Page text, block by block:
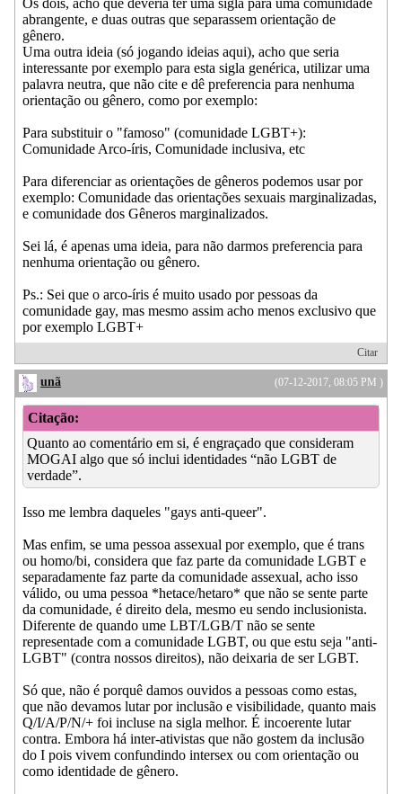
abrangente, e duas outras que separassem orientação de
gênero.
Uma outra ideia (só jogando ideias aqui), acho que seria
interessante por exemplo para esta sigla genérica, utilizar uma
palavra neutra, que não cite e dê preferencia para nenhuma
orientação ou gênero, como por exemplo:
Para substituir o "famoso" (comunidade LGBT+):
Comunidade Arco-íris, Comunidade inclusiva, etc
Para diferenciar as orientações de gêneros podemos usar por
exemplo: Comunidade das orientações sexuais marginalizadas,
e comunidade dos Gêneros marginalizados.
Sei lá, é apenas uma ideia, para não darmos preferencia para
nenhuma orientação ou gênero.
Ps.: Sei que o arco-íris é muito usado por pessoas da
comunidade gay, mas mesmo assim acho menos exclusivo que
por exemplo LGBT+
Citar
(07-12-2017, 08:05 PM )
unã
Citação:
Quanto ao comentário em si, é engraçado que consideram
MOGAI algo que só inclui identidades “não LGBT de
verdade”.
Isso me lembra daqueles "gays anti-queer".
Mas enfim, se uma pessoa assexual por exemplo, que é trans
ou homo/bi, considera que faz parte da comunidade LGBT e
separadamente faz parte da comunidade assexual, acho isso
válido, ou uma pessoa *hetace/hetaro* que não se sente parte
da comunidade, é direito dela, mesmo eu sendo inclusionista.
Diferente de quando ume LBT/LGB/T não se sente
representade com a comunidade LGBT, ou que estu seja "anti-
LGBT" (contra nossos direitos), não deixaria de ser LGBT.
Só que, não é porquê damos ouvidos a pessoas como estas,
que não devamos lutar por inclusão e visibilidade, quanto mais
Q/I/A/P/N/+ foi incluse na sigla melhor. É incoerente lutar
contra. Embora há inter-ativistas que não gostem da inclusão
do I pois vivem confundindo intersex ou com orientação ou
como identidade de gênero.